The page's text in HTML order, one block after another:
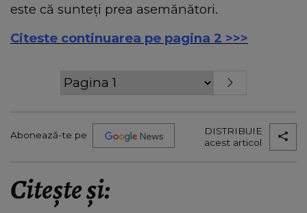
este că sunteţi prea asemănători.
Citeste continuarea pe pagina 2 >>>
Abonează-te pe
DISTRIBUIE
acest articol
Citește și: